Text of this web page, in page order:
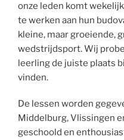
onze leden komt
te werken aan hun
kleine, maar groeiende,
wedstrijdsport. Wij
leerling de juiste plaats
vinden.
De lessen worden
Middelburg, Vlissingen
geschoold en